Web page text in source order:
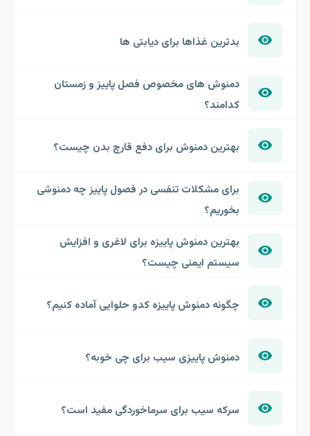
بدترین غذاها برای دیابتی ها
دمنوش های مخصوص فصل پاییز و زمستان
کدامند؟
بهترین دمنوش برای دفع قارچ بدن چیست؟
برای مشکلات تنفسی در فصول پاییز چه دمنوشی
بخوریم؟
بهترین دمنوش پاییزه برای لاغری و افزایش
سیستم ایمنی چیست؟
چگونه دمنوش پاییزه کدو حلوایی آماده کنیم؟
دمنوش پاییزی سیب برای چی خوبه؟
سرکه سیب برای سرماخوردگی مفید است؟